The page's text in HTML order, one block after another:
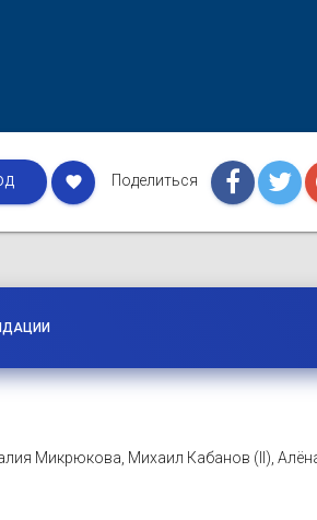
favorite Поделиться
Микрюкова, Михаил Кабанов (II),